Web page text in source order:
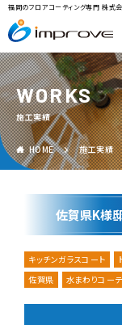
福岡のフロアコーティング専門 株式
WORKS
施工実績
HOME 施工実績
佐賀県K様
キッチンガラスコート
佐賀県
水まわりコー